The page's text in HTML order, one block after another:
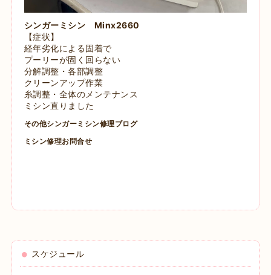
シンガーミシン Minx2660
【症状】
経年劣化による固着で
プーリーが固く回らない
分解調整・各部調整
クリーンアップ作業
糸調整・全体のメンテナンス
ミシン直りました
その他シンガーミシン修理ブログ
ミシン修理お問合せ
スケジュール